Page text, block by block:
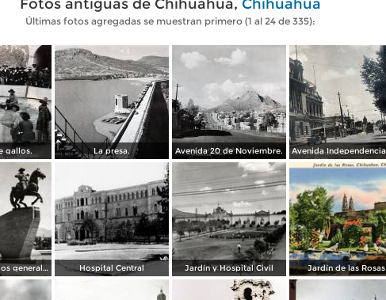
Fotos antiguas de Chihuahua, Chihuahua
Últimas fotos agregadas se muestran primero (1 al 24 de 335):
gallos. La presa. Avenida 20 de Noviembre.
Monumento a los generales de la División del Norte Hospital Central Jardín y Hospital Civil Jardín de las Rosas